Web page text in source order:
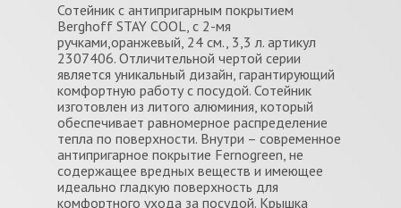
Сотейник с антипригарным покрытием
Berghoff STAY COOL, с 2-мя
ручками,оранжевый, 24 см., 3,3 л. артикул
2307406. Отличительной чертой серии
является уникальный дизайн, гарантирующий
комфортную работу с посудой. Сотейник
изготовлен из литого алюминия, который
обеспечивает равномерное распределение
тепла по поверхности. Внутри – современное
антипригарное покрытие Fernogreen, не
содержащее вредных веществ и имеющее
идеально гладкую поверхность для
комфортного ухода за посудой. Крышка